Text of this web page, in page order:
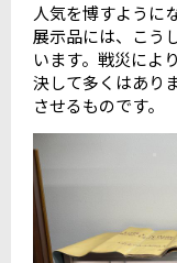
人気を博すように
展示品には、こう
います。戦災によ
決して多くはあり
させるものです。